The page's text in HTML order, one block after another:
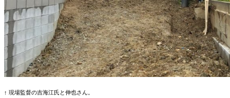
↑ 現場監督の吉海江氏と伸也さん。